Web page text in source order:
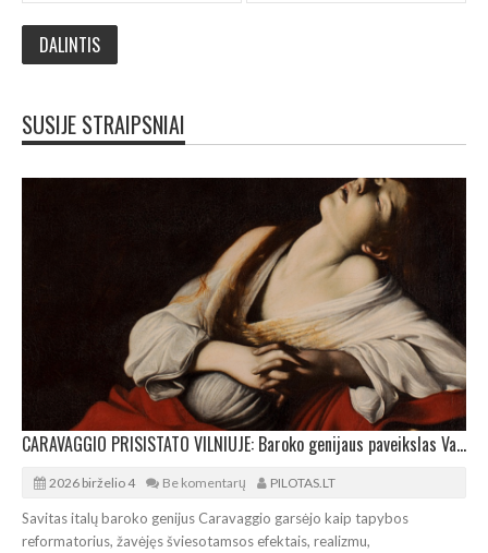
SUSIJE STRAIPSNIAI
CARAVAGGIO PRISISTATO VILNIUJE: Baroko genijaus paveikslas Valdovų rūmuose
2026 birželio 4 Be komentarų PILOTAS.LT
Savitas italų baroko genijus Caravaggio garsėjo kaip tapybos
reformatorius, žavėjęs šviesotamsos efektais, realizmu,